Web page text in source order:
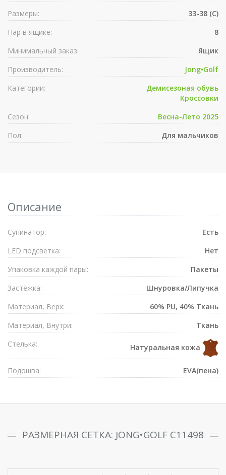
Размеры:
33-38 (C)
Пар в ящике:
8
Минимальный заказ:
Ящик
Производитель:
Jong•Golf
Категории:
Демисезоная обувь
Кроссовки
Сезон:
Весна-Лето 2025
Пол:
Для мальчиков
Описание
Супинатор:
Есть
LED подсветка:
Нет
Упаковка каждой пары:
Пакеты
Застёжка:
Шнуровка/Липучка
Материал, Верх:
60% PU, 40% Ткань
Материал, Внутри:
Ткань
Стелька:
Натуральная кожа
Подошва: EVA(пена)
РАЗМЕРНАЯ СЕТКА: JONG•GOLF C11498